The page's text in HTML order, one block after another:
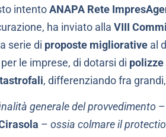
intentoANAPA Rete
ha inviato alla VIII
serie di proposte migliorativeal
le imprese, di dotarsi di polizze
, differenziando fra
generale del provvedimento–
– ossia colmare il